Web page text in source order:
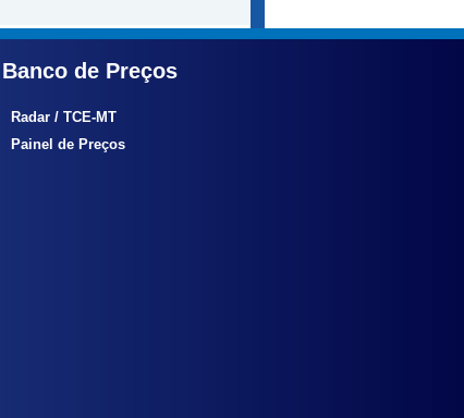
Banco de Preços
Radar / TCE-MT
Painel de Preços